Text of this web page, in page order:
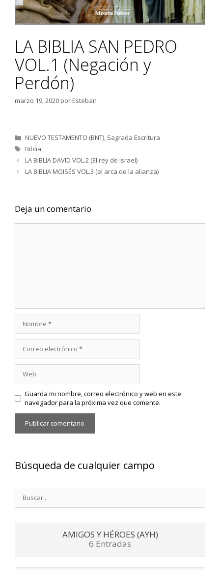
LA BIBLIA SAN PEDRO
VOL.1 (Negación y
Perdón)
marzo 19, 2020porEsteban
Categorías
NUEVO TESTAMENTO (BNT), Sagrada Escritura
Etiquetas
Biblia
LA BIBLIA DAVID VOL.2 (El rey de Israel)
LA BIBLIA MOISÉS VOL.3 (el arca de la alianza)
Deja un comentario
electrónico
Guarda mi nombre, correo electrónico y web en este
navegador para la próxima vez que comente.
Búsqueda de cualquier campo
Buscar:
AMIGOS Y HÉROES (AYH)
6 Entradas